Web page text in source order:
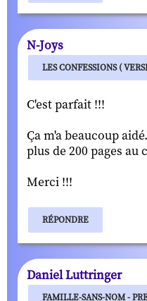
N-Joys
LES CONFESSIONS (
C'est parfait !!!
Ça m'a beaucoup
plus de 200 pages au
Merci !!!
RÉPONDRE
Daniel Luttringer
FAMILLE-SANS-NOM -